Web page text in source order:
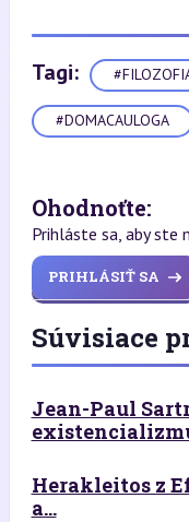
Tagi:
#DOMACAULOGA
Ohodnoťte:
Prihláste sa, aby ste
PRIHLÁSIŤ SA
Súvisiace
Jean-Paul
Herakleitos z
a...